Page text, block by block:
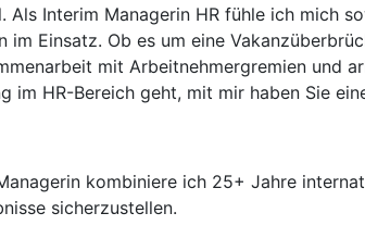
Interim Managerin HR fühle ich mich
im Einsatz. Ob es um eine
mit Arbeitnehmergremien und
im HR-Bereich geht, mit mir haben Sie
kombiniere ich 25+ Jahre
sicherzustellen.